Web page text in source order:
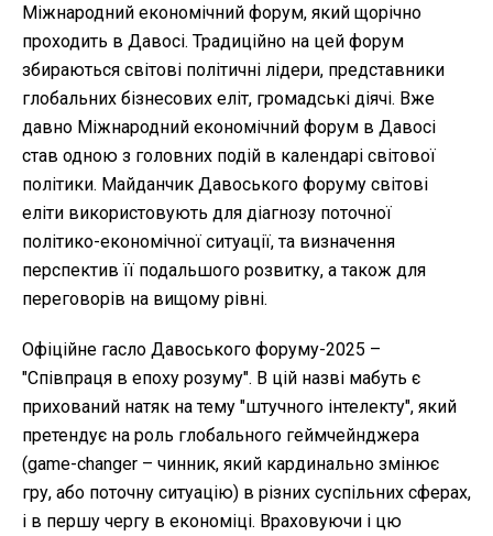
Міжнародний економічний форум, який щорічно
проходить в Давосі. Традиційно на цей форум
збираються світові політичні лідери, представники
глобальних бізнесових еліт, громадські діячі. Вже
давно Міжнародний економічний форум в Давосі
став одною з головних подій в календарі світової
політики. Майданчик Давоського форуму світові
еліти використовують для діагнозу поточної
політико-економічної ситуації, та визначення
перспектив її подальшого розвитку, а також для
переговорів на вищому рівні.
Офіційне гасло Давоського форуму-2025 –
"Співпраця в епоху розуму". В цій назві мабуть є
прихований натяк на тему "штучного інтелекту", який
претендує на роль глобального геймчейнджера
(game-changer – чинник, який кардинально змінює
гру, або поточну ситуацію) в різних суспільних сферах,
і в першу чергу в економіці. Враховуючи і цю